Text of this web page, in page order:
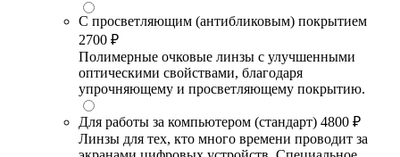
С просветляющим (антибликовым) покрытием
2700 ₽
Полимерные очковые линзы с улучшенными
оптическими свойствами, благодаря
упрочняющему и просветляющему покрытию.
Для работы за компьютером (стандарт) 4800 ₽
Линзы для тех, кто много времени проводит за